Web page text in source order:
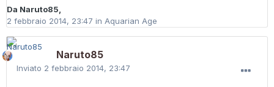
Da Naruto85,
2 febbraio 2014, 23:47 in Aquarian Age
Naruto85
Inviato 2 febbraio 2014, 23:47